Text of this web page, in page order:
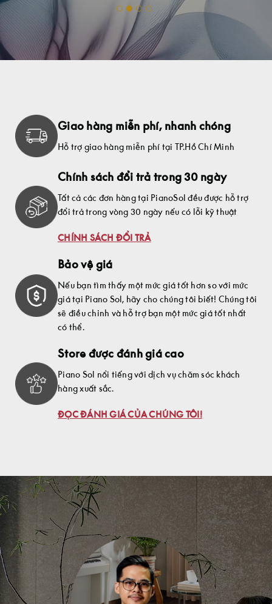
Giao hàng miễn phí, nhanh chóng
Hỗ trợ giao hàng miễn phí tại TP.Hồ Chí Minh
Chính sách đổi trả trong 30 ngày
Tất cả các đơn hàng tại PianoSol đều được hỗ trợ
đổi trả trong vòng 30 ngày nếu có lỗi kỹ thuật
CHÍNH SÁCH ĐỔI TRẢ
Bảo vệ giá
Nếu bạn tìm thấy một mức giá tốt hơn so với mức
giá tại Piano Sol, hãy cho chúng tôi biết! Chúng tôi
sẽ điều chỉnh và hỗ trợ bạn một mức giá tốt nhất
có thể.
Store được đánh giá cao
Piano Sol nổi tiếng với dịch vụ chăm sóc khách
hàng xuất sắc.
ĐỌC ĐÁNH GIÁ CỦA CHÚNG TÔI!